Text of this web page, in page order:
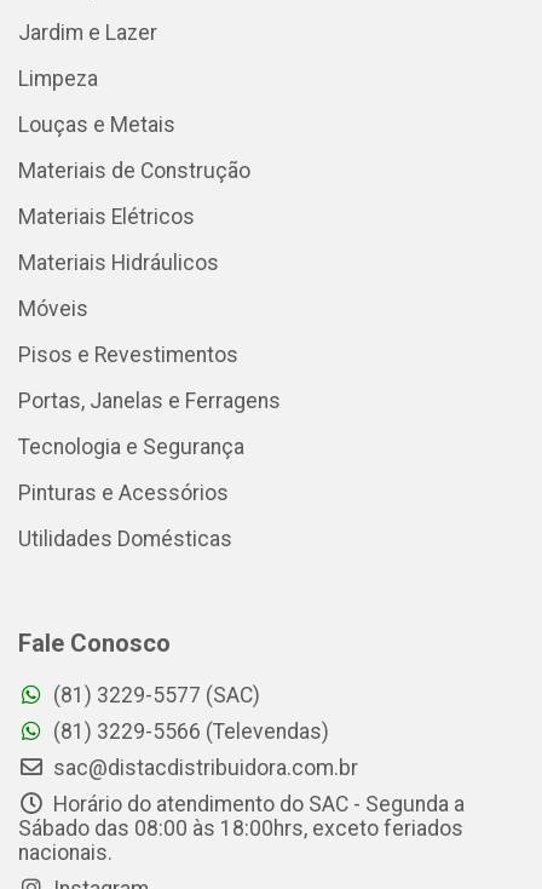
Jardim e Lazer
Limpeza
Louças e Metais
Materiais de Construção
Materiais Elétricos
Materiais Hidráulicos
Móveis
Pisos e Revestimentos
Portas, Janelas e Ferragens
Tecnologia e Segurança
Pinturas e Acessórios
Utilidades Domésticas
Fale Conosco
(81) 3229-5577 (SAC)
(81) 3229-5566 (Televendas)
sac@distacdistribuidora.com.br
Horário do atendimento do SAC - Segunda a
Sábado das 08:00 às 18:00hrs, exceto feriados
nacionais.